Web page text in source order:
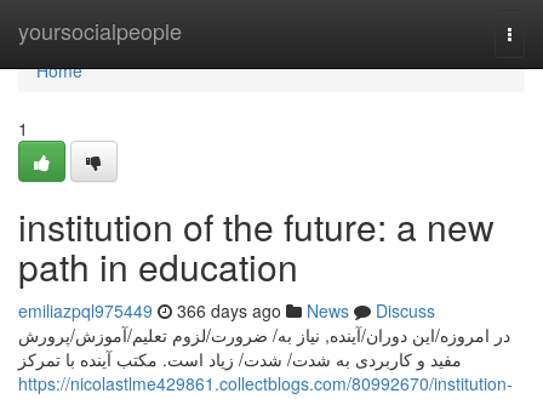
yoursocialpeople
Home
Home
1
institution of the future: a new
path in education
emiliazpql975449 366 days ago News
Discuss
در امروزه/این دوران/آینده, نیاز به/ ضرورت/لزوم تعلیم/آموزش/پرورش
مفید و کاربردی به شدت/ شدت/ زیاد است. مکتب آینده با تمرکز
https://nicolastlme429861.collectblogs.com/80992670/institution-